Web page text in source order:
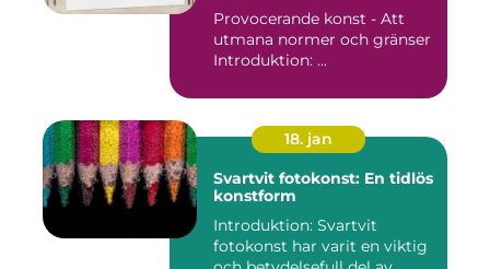
Provocerande konst - Att
utmana normer och gränser
Introduktion: ...
18. jan
Svartvit fotokonst: En tidlös
konstform
Introduktion: Svartvit
fotokonst har varit en viktig